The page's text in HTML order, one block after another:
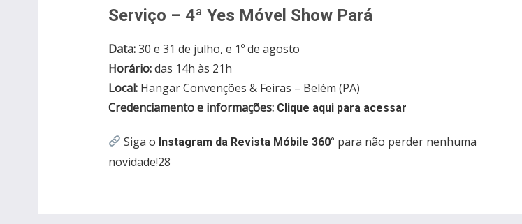
Serviço – 4ª Yes Móvel Show Pará
Data:30 e 31 de julho, e 1º de agosto
Horário:das 14h às 21h
Local:Hangar Convenções & Feiras – Belém (PA)
Credenciamento e informações: Clique aqui para acessar
Siga o Instagram da Revista Móbile 360° para não perder nenhuma
novidade!28